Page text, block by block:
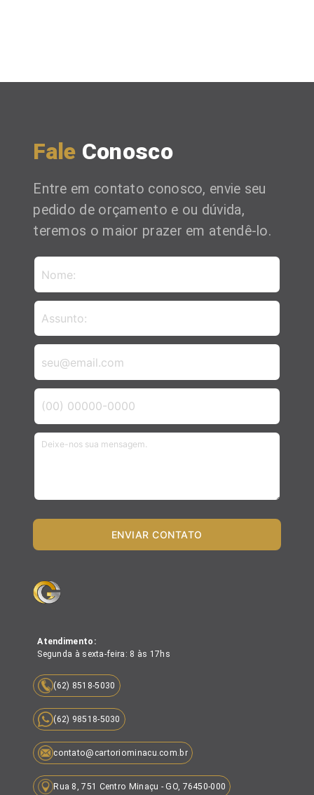
Fale Conosco
Entre em contato conosco, envie seu
pedido de orçamento e ou dúvida,
teremos o maior prazer em atendê-lo.
ENVIAR CONTATO
Atendimento:
Segunda à sexta-feira: 8 às 17hs
(62) 8518-5030
(62) 98518-5030
contato@cartoriominacu.com.br
Rua 8, 751 Centro Minaçu - GO, 76450-000